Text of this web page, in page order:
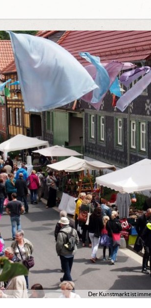
Der Kunstmarkt ist